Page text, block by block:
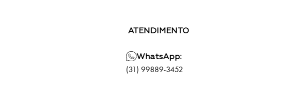
ATENDIMENTO
WhatsApp:
(31) 99889-3452